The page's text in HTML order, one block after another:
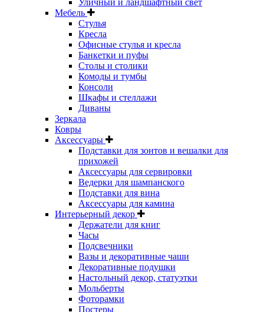
Уличный и ландшафтный свет
Мебель
Стулья
Кресла
Офисные стулья и кресла
Банкетки и пуфы
Столы и столики
Комоды и тумбы
Консоли
Шкафы и стеллажи
Диваны
Зеркала
Ковры
Аксессуары
Подставки для зонтов и вешалки для
прихожей
Аксессуары для сервировки
Ведерки для шампанского
Подставки для вина
Аксессуары для камина
Интерьерный декор
Держатели для книг
Часы
Подсвечники
Вазы и декоративные чаши
Декоративные подушки
Настольный декор, статуэтки
Мольберты
Фоторамки
Постеры